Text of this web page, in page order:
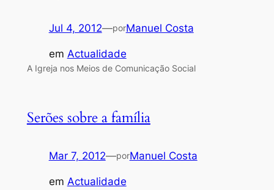
Jul 4, 2012—porManuel Costa
em Actualidade
A Igreja nos Meios de Comunicação Social
Serões sobre a família
Mar 7, 2012—porManuel Costa
em Actualidade